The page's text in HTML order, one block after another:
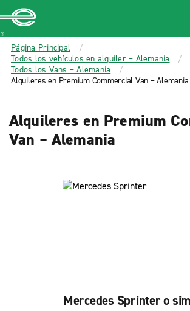
MAIN
CONTENT
Enterprise
Página Principal
Todos los vehículos en alquiler – Alemania
Todos los Vans – Alemania
Alquileres en Premium Commercial Van – Alemania
Alquileres en Premium
Van – Alemania
Mercedes Sprinter o